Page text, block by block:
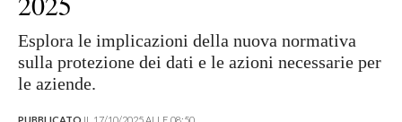
Esplora le implicazioni della nuova normativa
sulla protezione dei dati e le azioni necessarie per
le aziende.
PUBBLICATO IL 17/10/2025 ALLE 08:50